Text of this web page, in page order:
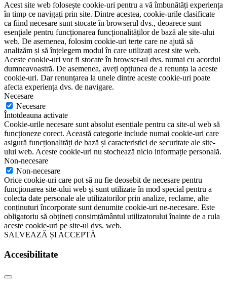
Acest site web folosește cookie-uri pentru a vă îmbunătăți experiența
în timp ce navigați prin site. Dintre acestea, cookie-urile clasificate
ca fiind necesare sunt stocate în browserul dvs., deoarece sunt
esențiale pentru funcționarea funcționalităților de bază ale site-ului
web. De asemenea, folosim cookie-uri terțe care ne ajută să
analizăm și să înțelegem modul în care utilizați acest site web.
Aceste cookie-uri vor fi stocate în browser-ul dvs. numai cu acordul
dumneavoastră. De asemenea, aveți opțiunea de a renunța la aceste
cookie-uri. Dar renunțarea la unele dintre aceste cookie-uri poate
afecta experiența dvs. de navigare.
Necesare
Necesare
Întotdeauna activate
Cookie-urile necesare sunt absolut esențiale pentru ca site-ul web să
funcționeze corect. Această categorie include numai cookie-uri care
asigură funcționalități de bază și caracteristici de securitate ale site-
ului web. Aceste cookie-uri nu stochează nicio informație personală.
Non-necesare
Non-necesare
Orice cookie-uri care pot să nu fie deosebit de necesare pentru
funcționarea site-ului web și sunt utilizate în mod special pentru a
colecta date personale ale utilizatorilor prin analize, reclame, alte
conținuturi încorporate sunt denumite cookie-uri ne-necesare. Este
obligatoriu să obțineți consimțământul utilizatorului înainte de a rula
aceste cookie-uri pe site-ul dvs. web.
SALVEAZĂ ȘI ACCEPTĂ
Accesibilitate